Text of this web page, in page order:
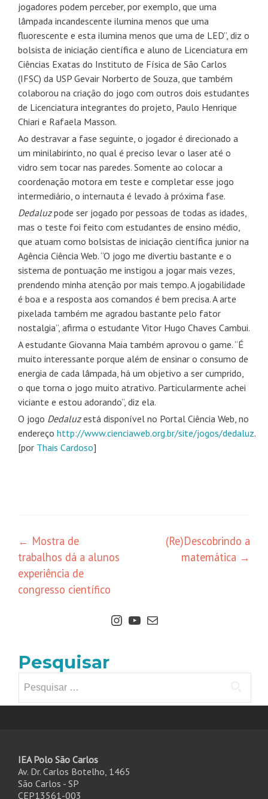
jogadores podem perceber, por exemplo, que uma
lâmpada incandescente ilumina menos que uma
fluorescente e esta ilumina menos que uma de LED”, diz o
bolsista de iniciação científica e aluno de Licenciatura em
Ciências Exatas do Instituto de Física de São Carlos
(IFSC) da USP Gevair Norberto de Souza, que também
colaborou na criação do jogo com outros dois estudantes
de Licenciatura integrantes do projeto, Paulo Henrique
Chiari e Rafaela Masson.
Ao destravar a fase seguinte, o jogador é direcionado a
um minilabirinto, no qual é preciso levar o laser até o
vidro sem tocar nas paredes. Somente ao colocar a
coordenação motora em teste e completar esse jogo
intermediário, o internauta é levado à próxima fase.
Dedaluzpode ser jogado por pessoas de todas as idades,
mas o teste foi feito com estudantes de ensino médio,
que atuam como bolsistas de iniciação científica junior na
Agência Ciência Web. “O jogo me divertiu bastante e o
sistema de pontuação me instigou a jogar mais vezes,
prendendo minha atenção por mais tempo. A jogabilidade
é boa e a resposta aos comandos é bem precisa. A arte
pixelada também me agradou bastante pelo fator
nostalgia”, afirma o estudante Vitor Hugo Chaves Cambui.
A estudante Giovanna Maia também aprovou o game. “É
muito interessante porque além de ensinar o consumo de
energia de cada lâmpada, há um objetivo a ser cumprido,
o que torna o jogo muito atrativo. Particularmente achei
viciante e estou adorando”, diz ela.
O jogo Dedaluzestá disponível no Portal Ciência Web, no
endereço http://www.cienciaweb.org.br/site/jogos/dedaluz.
[por Thais Cardoso]
← Mostra de
trabalhos dá a alunos
experiência de
congresso científico
(Re)Descobrindo a
matemática →
Pesquisar
IEA Polo São Carlos
Av. Dr. Carlos Botelho, 1465
São Carlos - SP
CEP13561-003